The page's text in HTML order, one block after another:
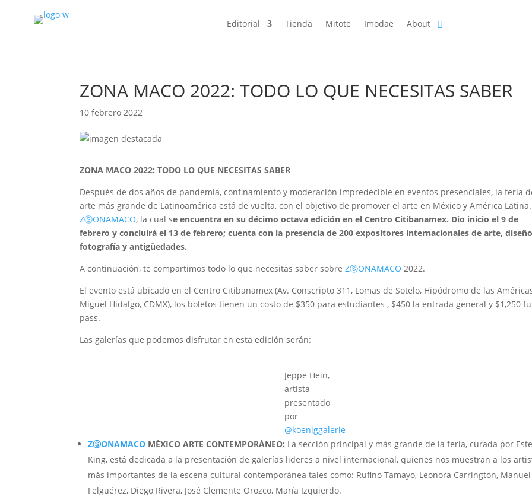
Editorial Tienda Mitote Imodae About
ZONA MACO 2022: TODO LO QUE NECESITAS SABER
10 febrero 2022
ZONA MACO 2022: TODO LO QUE NECESITAS SABER
Después de dos años de pandemia, confinamiento y moderación impredecible en eventos presenciales, la feria
arte más grande de Latinoamérica está de vuelta, con el objetivo de promover el arte en México y América Latina.
ZⓈONAMACO, la cual se encuentra en su décimo octava edición en el Centro Citibanamex. Dio inicio el 9 de
febrero y concluirá el 13 de febrero; cuenta con la presencia de 200 expositores internacionales de arte,
fotografía y antigüedades.
A continuación, te compartimos todo lo que necesitas saber sobreZⓈONAMACO2022.
El evento está ubicado en el Centro Citibanamex (Av. Conscripto 311, Lomas de Sotelo, Hipódromo de las
Miguel Hidalgo, CDMX), los boletos tienen un costo de $350 para estudiantes , $450 la entrada general y $1,250
pass.
Las galerías que podemos disfrutar en esta edición serán:
Jeppe Hein,
artista
presentado
por
@koeniggalerie
ZⓈONAMACO MÉXICO ARTE CONTEMPORÁNEO: La sección principal y más grande de la feria, curada por
King, está dedicada a la presentación de galerías lideres a nivel internacional, quienes nos muestran a los
más importantes de la escena cultural contemporánea tales como: Rufino Tamayo, Leonora Carrington, Manuel
Felguérez, Diego Rivera, José Clemente Orozco, María Izquierdo.